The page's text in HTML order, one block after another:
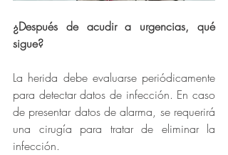
¿Después de acudir a urgencias, qué
sigue?
La herida debe evaluarse periódicamente
para detectar datos de infección. En caso
de presentar datos de alarma, se requerirá
una cirugía para tratar de eliminar la
infección.